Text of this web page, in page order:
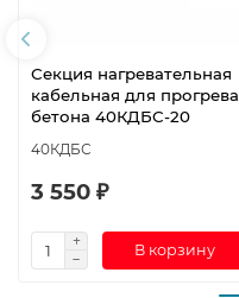
Секция нагревательная
кабельная для прогрева
бетона 40КДБС-20
40КДБС
3 550 ₽
В корзину